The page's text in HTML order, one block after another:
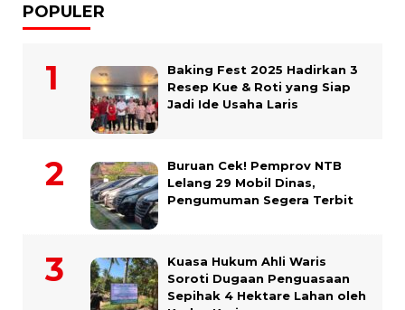
POPULER
Baking Fest 2025 Hadirkan 3
Resep Kue & Roti yang Siap
Jadi Ide Usaha Laris
Buruan Cek! Pemprov NTB
Lelang 29 Mobil Dinas,
Pengumuman Segera Terbit
Kuasa Hukum Ahli Waris
Soroti Dugaan Penguasaan
Sepihak 4 Hektare Lahan oleh